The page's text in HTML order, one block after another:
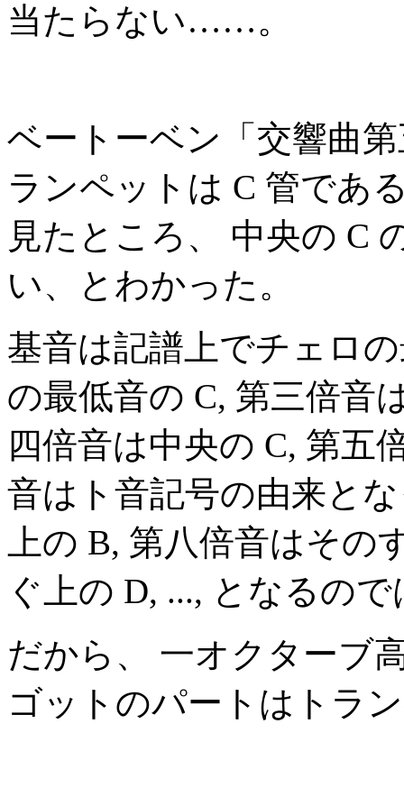
当たらない……。
ベートーベン「交響曲
ランペットは C 管であ
見たところ、 中央の C
い、とわかった。
基音は記譜上でチェロ
の最低音の C, 第三倍音
四倍音は中央の C, 第五
音はト音記号の由来と
上の B, 第八倍音はそ
ぐ上の D, ..., となるの
だから、 一オクターブ
ゴットのパートはトラ